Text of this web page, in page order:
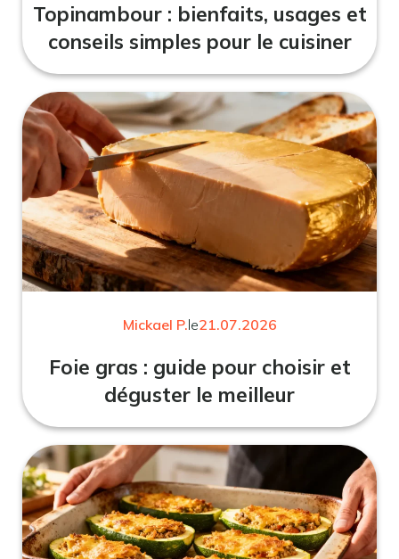
Topinambour : bienfaits, usages et
conseils simples pour le cuisiner
Mickael P.le21.07.2026
Foie gras : guide pour choisir et
déguster le meilleur